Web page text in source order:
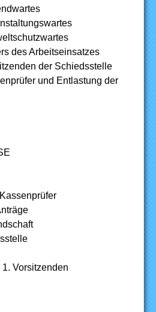
des Arbeitseinsatzes
der Schiedsstelle
und Entlastung der
Vorsitzenden